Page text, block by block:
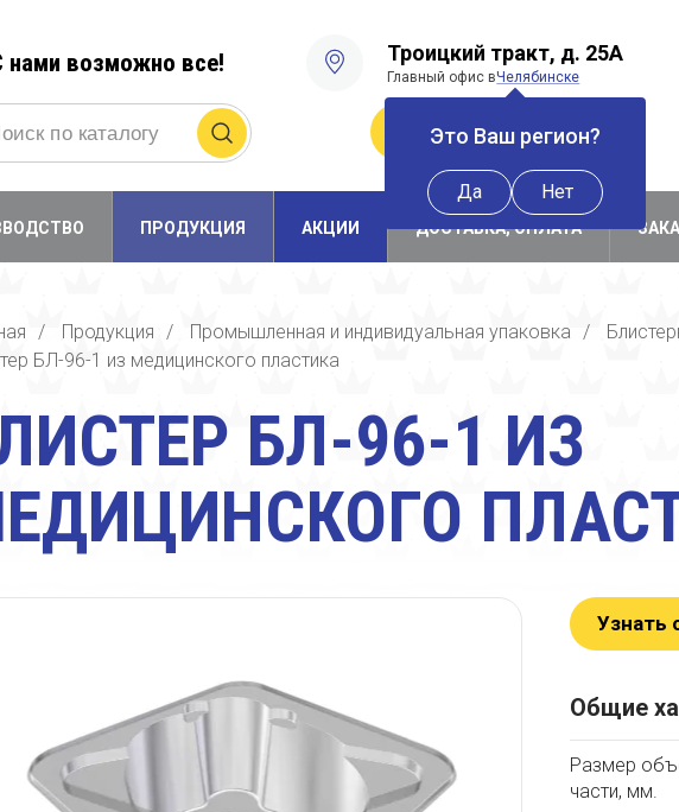
нами возможно все! Троицкий тракт, д. 25А
Главный офис вЧелябинске
Это Ваш регион?
Да Нет
Получить прайс-лист
ПРОДУКЦИЯ АКЦИИ ДОСТАВКА, ОПЛАТА
/ Продукция / Промышленная и индивидуальная упаковка /
БЛ-96-1 из медицинского пластика
БЛ-96-1 ИЗ
Узнать
Общие
Размер
части, мм.